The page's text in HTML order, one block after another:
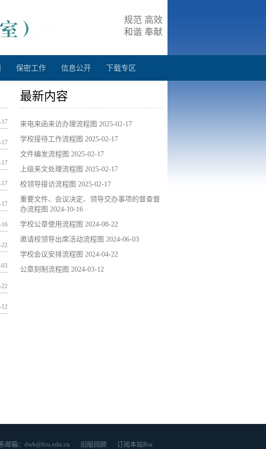
规范 高效
和谐 奉献
保密工作 信息公开 下载专区
17
17
17
17
17
16
22
03
22
12
最新内容
来电来函来访办理流程图 2025-02-17
学校接待工作流程图 2025-02-17
文件编发流程图 2025-02-17
上级来文处理流程图 2025-02-17
校领导接访流程图 2025-02-17
重要文件、会议决定、领导交办事项的督查督
办流程图 2024-10-16
学校公章使用流程图 2024-08-22
邀请校领导出席活动流程图 2024-06-03
学校会议安排流程图 2024-04-22
公章刻制流程图 2024-03-12
邮箱：dwb@lcu.edu.cn 旧版回顾 订阅本站Rss